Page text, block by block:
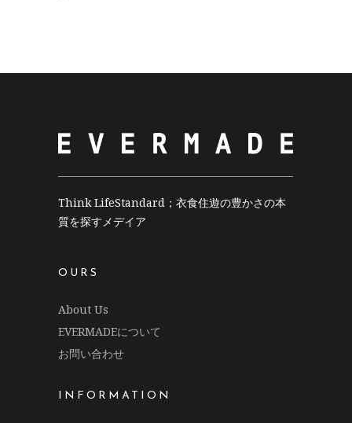
Think LifeStandard；衣食住遊の豊かさの本
質を探すメデイア
OURS
About Us
EVERMADEについて
お問い合わせ
INFORMATION